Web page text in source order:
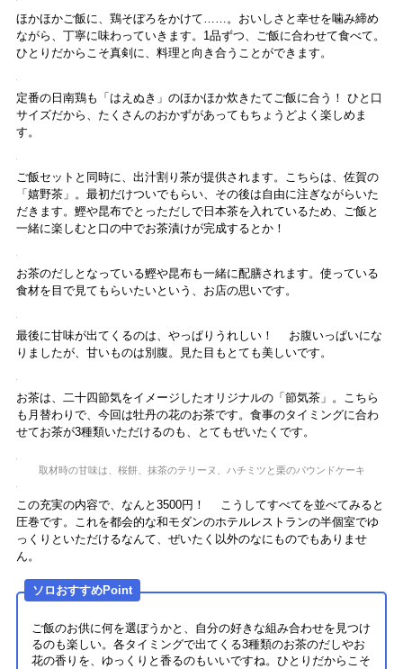
ほかほかご飯に、鶏そぼろをかけて……。おいしさと幸せを噛み締め
ながら、丁寧に味わっていきます。1品ずつ、ご飯に合わせて食べて。
ひとりだからこそ真剣に、料理と向き合うことができます。
定番の日南鶏も「はえぬき」のほかほか炊きたてご飯に合う！ ひと口
サイズだから、たくさんのおかずがあってもちょうどよく楽しめま
す。
ご飯セットと同時に、出汁割り茶が提供されます。こちらは、佐賀の
「嬉野茶」。最初だけついでもらい、その後は自由に注ぎながらいた
だきます。鰹や昆布でとっただしで日本茶を入れているため、ご飯と
一緒に楽しむと口の中でお茶漬けが完成するとか！
お茶のだしとなっている鰹や昆布も一緒に配膳されます。使っている
食材を目で見てもらいたいという、お店の思いです。
最後に甘味が出てくるのは、やっぱりうれしい！ お腹いっぱいにな
りましたが、甘いものは別腹。見た目もとても美しいです。
お茶は、二十四節気をイメージしたオリジナルの「節気茶」。こちら
も月替わりで、今回は牡丹の花のお茶です。食事のタイミングに合わ
せてお茶が3種類いただけるのも、とてもぜいたくです。
取材時の甘味は、桜餅、抹茶のテリーヌ、ハチミツと栗のパウンドケーキ
この充実の内容で、なんと3500円！ こうしてすべてを並べてみると
圧巻です。これを都会的な和モダンのホテルレストランの半個室でゆ
っくりといただけるなんて、ぜいたく以外のなにものでもありませ
ん。
ソロおすすめPoint
ご飯のお供に何を選ぼうかと、自分の好きな組み合わせを見つけ
るのも楽しい。各タイミングで出てくる3種類のお茶のだしやお
花の香りを、ゆっくりと香るのもいいですね。ひとりだからこそ